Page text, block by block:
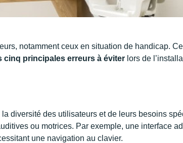
notamment ceux en situation de handicap.
cinq principales erreurs à éviter lors de
diversité des utilisateurs et de leurs besoins
ou motrices. Par exemple, une interface
une navigation au clavier.